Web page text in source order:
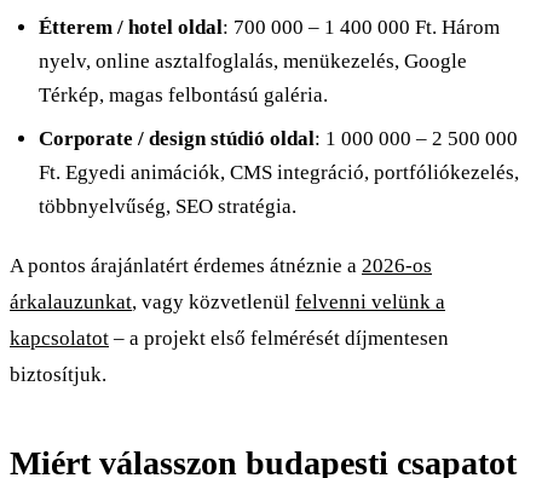
Étterem / hotel oldal: 700 000 – 1 400 000 Ft. Három
nyelv, online asztalfoglalás, menükezelés, Google
Térkép, magas felbontású galéria.
Corporate / design stúdió oldal: 1 000 000 – 2 500 000
Ft. Egyedi animációk, CMS integráció, portfóliókezelés,
többnyelvűség, SEO stratégia.
A pontos árajánlatért érdemes átnéznie a 2026-os
árkalauzunkat, vagy közvetlenül felvenni velünk a
kapcsolatot – a projekt első felmérését díjmentesen
biztosítjuk.
Miért válasszon budapesti csapatot